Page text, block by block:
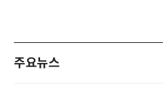
주요뉴스